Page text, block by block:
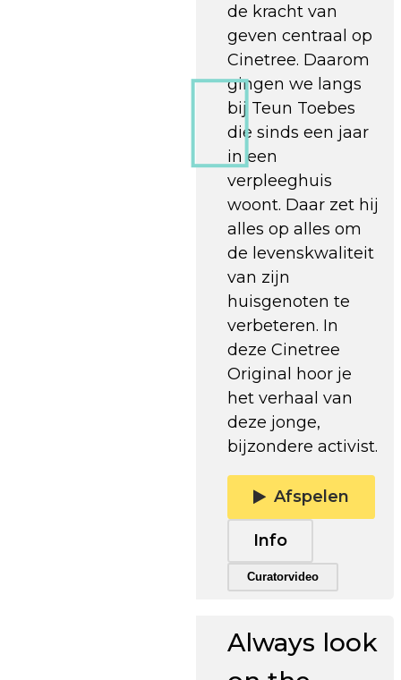
de kracht van
geven centraal op
Cinetree. Daarom
gingen we langs
bij Teun Toebes
die sinds een jaar
in een
verpleeghuis
woont. Daar zet hij
alles op alles om
de levenskwaliteit
van zijn
huisgenoten te
verbeteren. In
deze Cinetree
Original hoor je
het verhaal van
deze jonge,
bijzondere activist.
Afspelen
Info
Curatorvideo
Always look